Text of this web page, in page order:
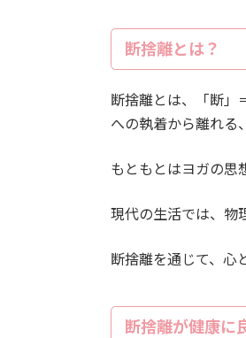
断捨離とは？
断捨離とは、「断」
への執着から離れる
もともとはヨガの思
現代の生活では、物
断捨離を通じて、心
断捨離が健康に